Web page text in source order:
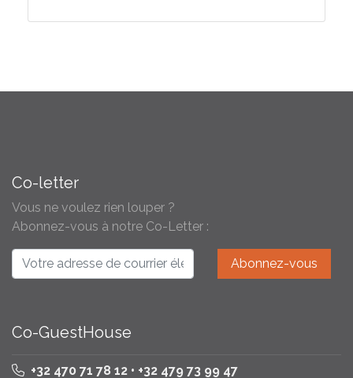
Co-letter
Vous ne voulez rien louper ?
Abonnez-vous à notre Co-Letter :
Co-GuestHouse
+32 470 71 78 12 • +32 479 73 99 47